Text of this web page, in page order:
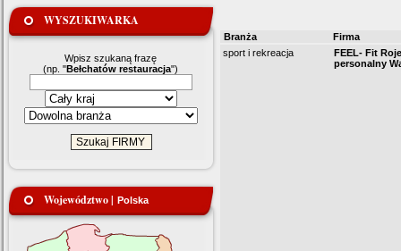
WYSZUKIWARKA
Wpisz szukaną frazę
(np. "Bełchatów restauracja")
Województwo | Polska
Branża
Firma
sport i rekreacja
FEEL- Fit
personalny